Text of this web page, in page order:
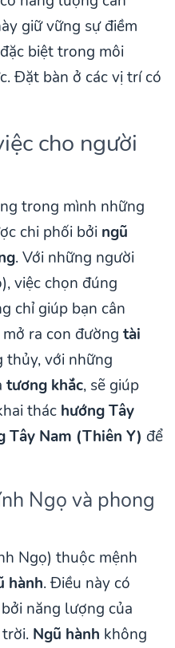
giữ vững sự điềm
biệt trong môi
Đặt bàn ở các vị trí có
cho người
trong mình những
chi phối bởi ngũ
. Với những người
việc chọn đúng
chỉ giúp bạn cân
ra con đường tài
thủy, với những
tương khắc, sẽ giúp
thác hướng Tây
Tây Nam (Thiên Y) để
Ngọ và phong
Ngọ) thuộc mệnh
hành. Điều này có
năng lượng của
Ngũ hành không